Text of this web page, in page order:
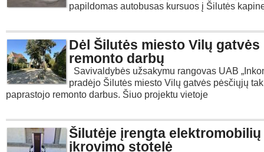
papildomas autobusas kursuos į Šilutės
Dėl Šilutės miesto Vilų gatvės
remonto darbų
Savivaldybės užsakymu rangovas UAB
pradėjo Šilutės miesto Vilų gatvės pėsčiųjų
paprastojo remonto darbus. Šiuo projektu vietoje
Šilutėje įrengta elektromobilių
įkrovimo stotelė